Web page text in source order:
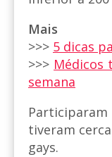
Mais
>>> 5 dicas
>>> Médicos
semana
tiveram
gays.